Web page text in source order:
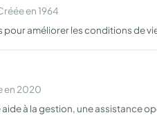
en 1964
améliorer les conditions de
en 2020
à la gestion, une assistance